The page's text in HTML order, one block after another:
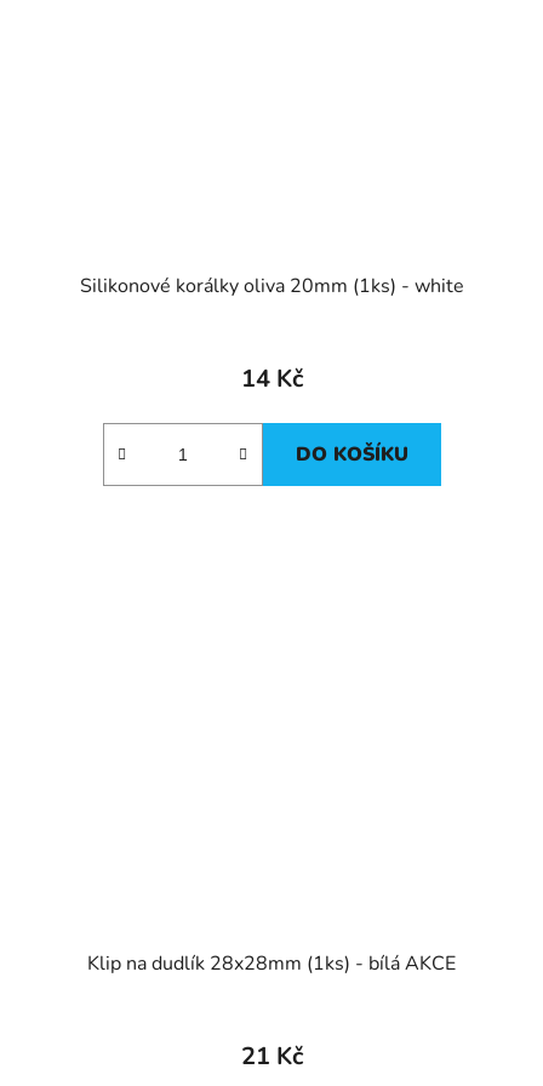
Silikonové korálky oliva 20mm (1ks) - white
14 Kč
DO KOŠÍKU
Klip na dudlík 28x28mm (1ks) - bílá AKCE
21 Kč